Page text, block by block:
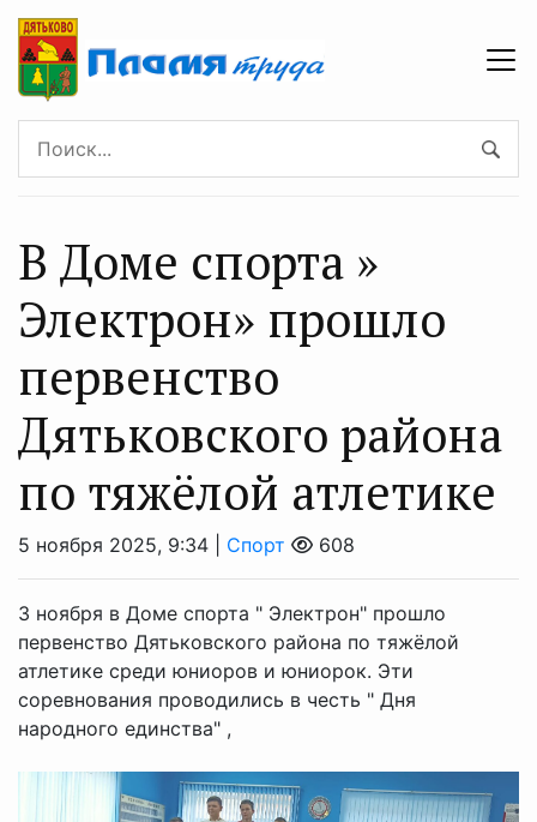
В Доме спорта »
Электрон» прошло
первенство
Дятьковского района
по тяжёлой атлетике
5 ноября 2025, 9:34 | Спорт 608
3 ноября в Доме спорта " Электрон" прошло
первенство Дятьковского района по тяжёлой
атлетике среди юниоров и юниорок. Эти
соревнования проводились в честь " Дня
народного единства" ,